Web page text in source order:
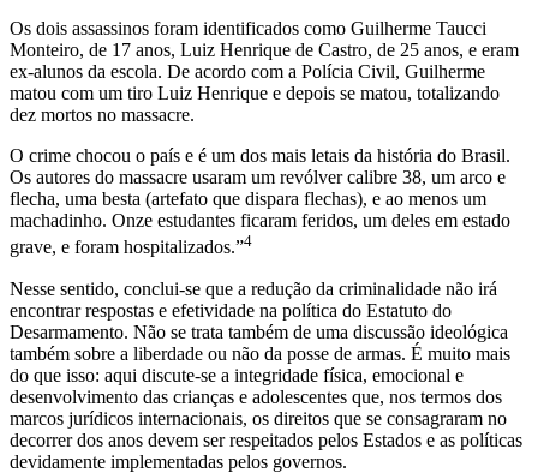
Os dois assassinos foram identificados como Guilherme Taucci
Monteiro, de 17 anos, Luiz Henrique de Castro, de 25 anos, e eram
ex-alunos da escola. De acordo com a Polícia Civil, Guilherme
matou com um tiro Luiz Henrique e depois se matou, totalizando
dez mortos no massacre.
O crime chocou o país e é um dos mais letais da história do Brasil.
Os autores do massacre usaram um revólver calibre 38, um arco e
flecha, uma besta (artefato que dispara flechas), e ao menos um
machadinho. Onze estudantes ficaram feridos, um deles em estado
grave, e foram hospitalizados.”4
Nesse sentido, conclui-se que a redução da criminalidade não irá
encontrar respostas e efetividade na política do Estatuto do
Desarmamento. Não se trata também de uma discussão ideológica
também sobre a liberdade ou não da posse de armas. É muito mais
do que isso: aqui discute-se a integridade física, emocional e
desenvolvimento das crianças e adolescentes que, nos termos dos
marcos jurídicos internacionais, os direitos que se consagraram no
decorrer dos anos devem ser respeitados pelos Estados e as políticas
devidamente implementadas pelos governos.